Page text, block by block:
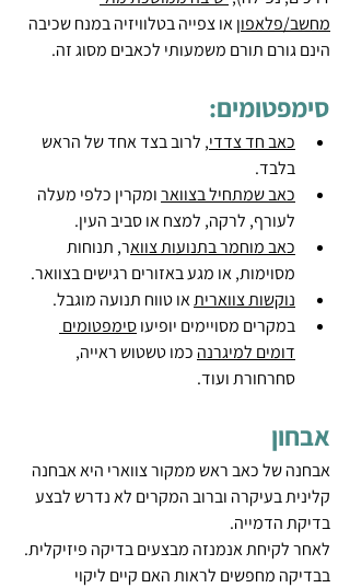
מחשב/פלאפון או צפייה בטלוויזיה במנח שכיבה
הינם גורם תורם משמעותי לכאבים מסוג זה.
סימפטומים:
כאב חד צדדי, לרוב בצד אחד של הראש
בלבד.
כאב שמתחיל בצוואר ומקרין כלפי מעלה
לעורף, לרקה, למצח או סביב העין.
כאב מוחמר בתנועות צוואר, תנוחות
מסוימות, או מגע באזורים רגישים בצוואר.
נוקשות צווארית או טווח תנועה מוגבל.
במקרים מסויימים יופיעו סימפטומים
דומים למיגרנה כמו טשטוש ראייה,
סחרחורת ועוד.
אבחון
אבחנה של כאב ראש ממקור צווארי היא אבחנה
קלינית בעיקרה וברוב המקרים לא נדרש לבצע
בדיקת הדמייה.
לאחר לקיחת אנמנזה מבצעים בדיקה פיזיקלית.
בבדיקה מחפשים לראות האם קיים ליקוי